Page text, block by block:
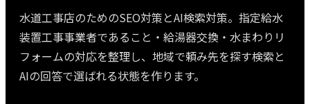
水道工事店のためのSEO対策とAI検索対策。指定給水
装置工事事業者であること・給湯器交換・水まわりリ
フォームの対応を整理し、地域で頼み先を探す検索と
AIの回答で選ばれる状態を作ります。